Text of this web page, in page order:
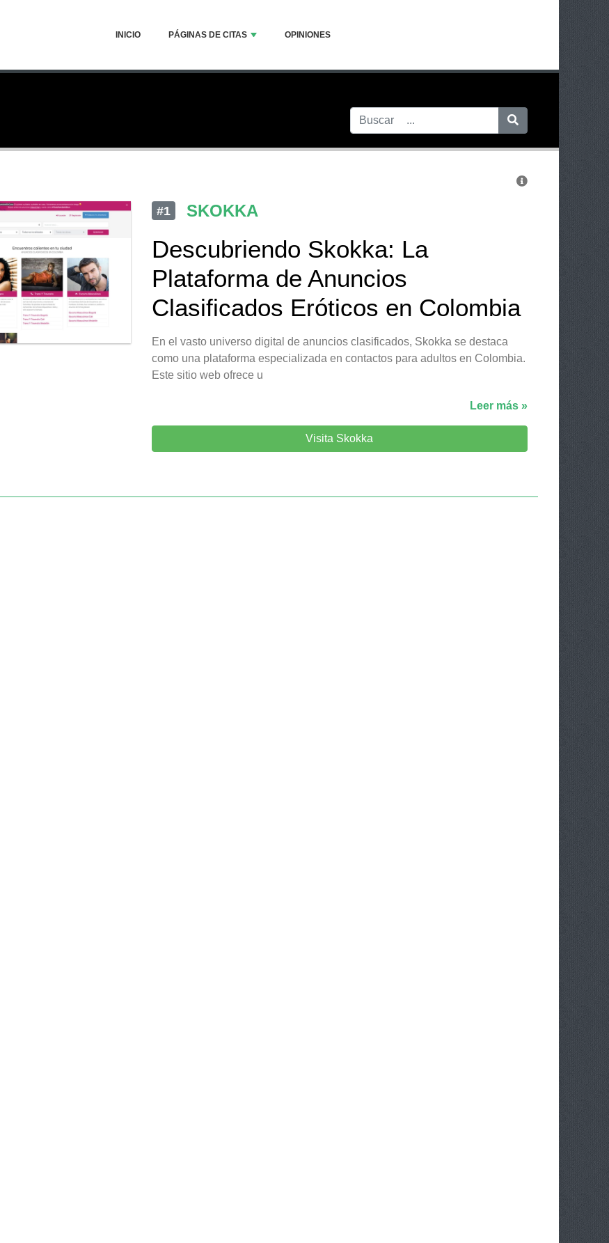
INICIO PÁGINAS DE CITAS OPINIONES
#1 SKOKKA
Descubriendo Skokka: La
Plataforma de Anuncios
Clasificados Eróticos en Colombia
En el vasto universo digital de anuncios clasificados, Skokka se destaca
como una plataforma especializada en contactos para adultos en Colombia.
Este sitio web ofrece u
Leer más »
Visita Skokka